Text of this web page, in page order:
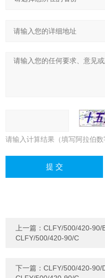
请输入计算结果（填写阿拉伯
上一篇：CLFY/500/420-90/
CLFY/500/420-90/C
下一篇：CLFY/500/420-90/